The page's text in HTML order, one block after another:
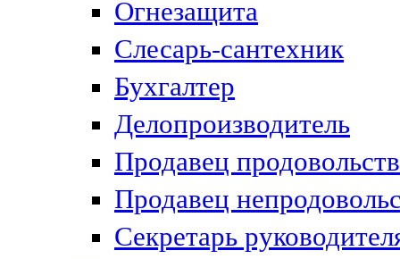
Огнезащита
Слесарь-сантехник
Бухгалтер
Делопроизводитель
Продавец
Продавец
Секретарь